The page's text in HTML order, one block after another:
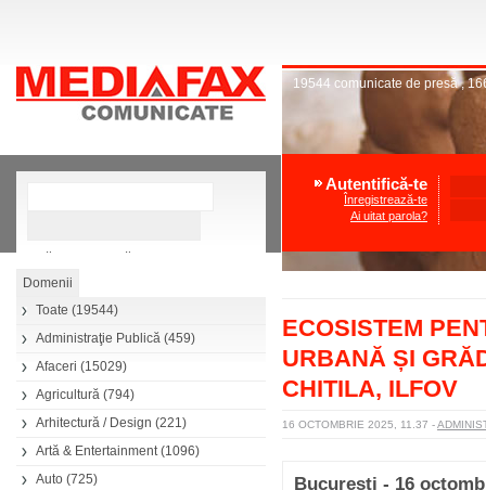
Căutare avansată
Toate (19544)
Administraţie Publică (459)
Afaceri (15029)
Agricultură (794)
Arhitectură / Design (221)
Artă & Entertainment(1096)
Auto (725)
19544 comunicate de presă,
Autentifică-te
Înregistrează-te
Ai uitat parola?
ECOSISTEM
URBANĂ ȘI
CHITILA, ILFOV
16 OCTOMBRIE 2025, 11.37 -
Bucuresti - 16